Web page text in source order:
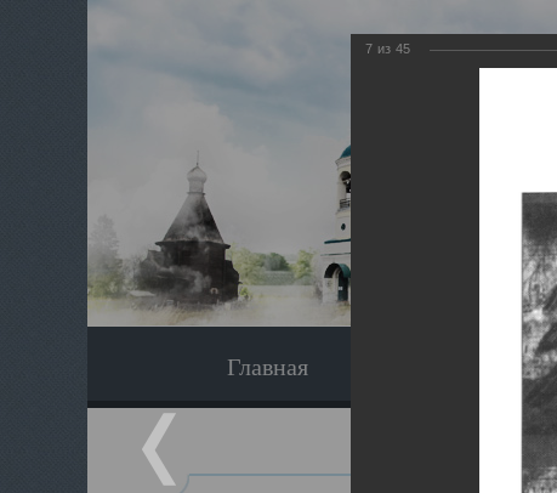
Главная Экскурсия
7 из 45